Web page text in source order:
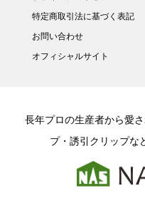
特定商取引法に基づく表記
お問い合わせ
オフィシャルサイト
長年プロの生産者から愛
プ・誘引クリップな